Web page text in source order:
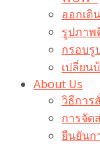
ออกเดิ
รูปภา
กรอบรู
เปลี่ย
About Us
วิธีการ
การจัด
ยืนยันก